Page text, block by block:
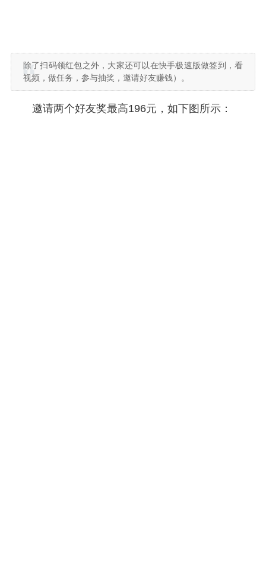
除了扫码领红包之外，大家还可以在快手极速版做签到，看
视频，做任务，参与抽奖，邀请好友赚钱）。
邀请两个好友奖最高196元，如下图所示：